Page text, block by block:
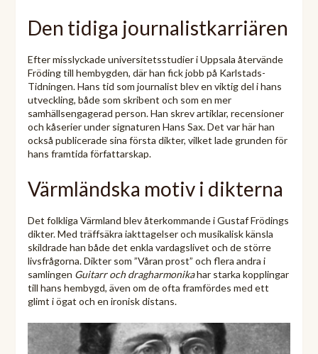
Den tidiga journalistkarriären
Efter misslyckade universitetsstudier i Uppsala återvände
Fröding till hembygden, där han fick jobb på Karlstads-
Tidningen. Hans tid som journalist blev en viktig del i hans
utveckling, både som skribent och som en mer
samhällsengagerad person. Han skrev artiklar, recensioner
och kåserier under signaturen Hans Sax. Det var här han
också publicerade sina första dikter, vilket lade grunden för
hans framtida författarskap.
Värmländska motiv i dikterna
Det folkliga Värmland blev återkommande i Gustaf Frödings
dikter. Med träffsäkra iakttagelser och musikalisk känsla
skildrade han både det enkla vardagslivet och de större
livsfrågorna. Dikter som ”Våran prost” och flera andra i
samlingen Guitarr och dragharmonikahar starka kopplingar
till hans hembygd, även om de ofta framfördes med ett
glimt i ögat och en ironisk distans.